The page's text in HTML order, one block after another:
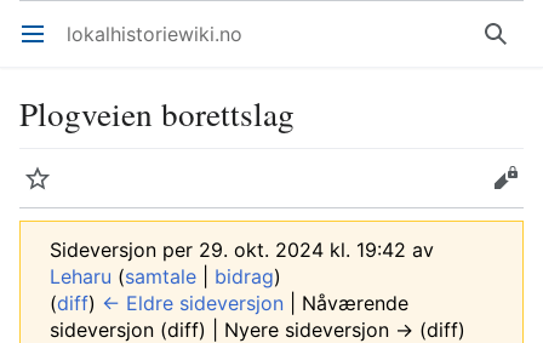
Åpne hovedmenyen lokalhistoriewiki.no Søk
Plogveien borettslag
Overvåk Rediger
Sideversjon per 29. okt. 2024 kl. 19:42 av
Leharu (samtale bidrag)
(diff) ← Eldre sideversjon | Nåværende
sideversjon (diff) | Nyere sideversjon → (diff)